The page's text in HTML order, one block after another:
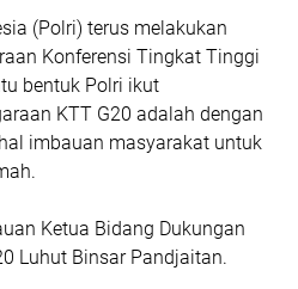
(Polri) terus melakukan
Konferensi Tingkat Tinggi
bentuk Polri ikut
KTT G20 adalah dengan
imbauan masyarakat untuk
Ketua Bidang Dukungan
Luhut Binsar Pandjaitan.